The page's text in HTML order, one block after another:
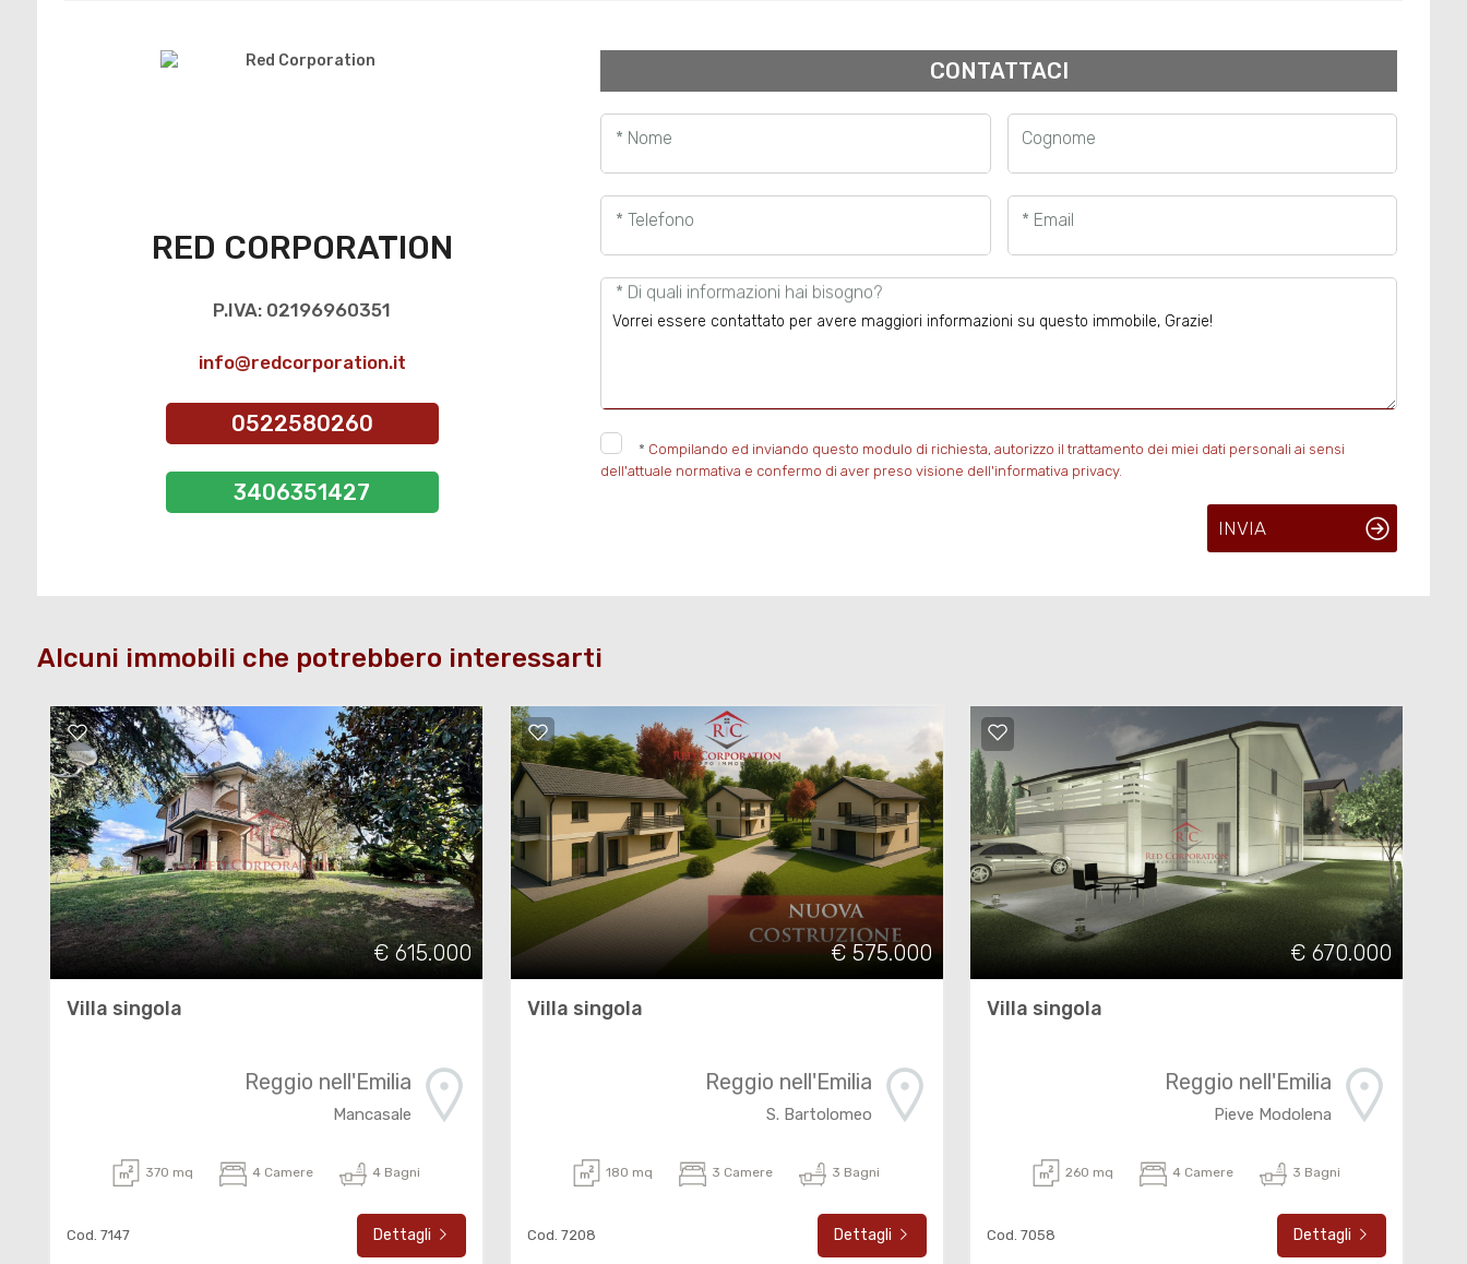
RED CORPORATION
P.IVA: 02196960351
info@redcorporation.it
0522580260
3406351427
CONTATTACI
* Nome Cognome
* Telefono * Email
* Di quali informazioni hai bisogno?
* Compilando ed inviando questo modulo di richiesta, autorizzo il trattamento dei miei dati personali ai sensi
dell'attuale normativa e confermo di aver preso visione dell'informativa privacy.
INVIA
Alcuni immobili che potrebbero interessarti
€ 615.000
Villa singola
Reggio nell'Emilia
Mancasale
370 mq 4 Camere 4 Bagni
Cod. 7147 Dettagli
€ 575.000
Villa singola
Reggio nell'Emilia
S. Bartolomeo
180 mq 3 Camere 3 Bagni
Cod. 7208 Dettagli
€ 670.000
Villa singola
Reggio nell'Emilia
Pieve Modolena
260 mq 4 Camere 3 Bagni
Cod. 7058 Dettagli